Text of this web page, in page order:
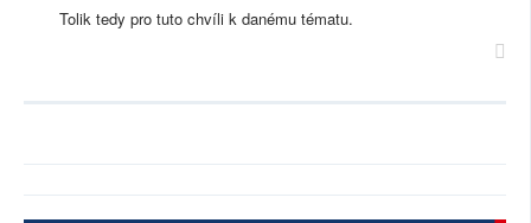
Tolik tedy pro tuto chvíli k danému tématu.